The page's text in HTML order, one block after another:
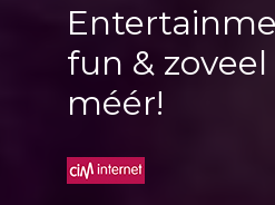
fun & zoveel
méér!